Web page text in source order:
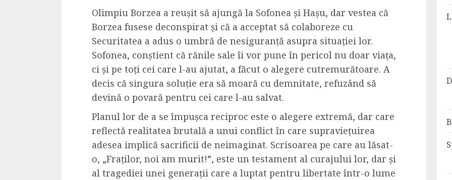
Olimpiu Borzea a reușit să ajungă la Sofonea și Hașu, dar vestea că
Borzea fusese deconspirat și că a acceptat să colaboreze cu
Securitatea a adus o umbră de nesiguranță asupra situației lor.
Sofonea, conștient că rănile sale îi vor pune în pericol nu doar viața,
ci și pe toți cei care l-au ajutat, a făcut o alegere cutremurătoare. A
decis că singura soluție era să moară cu demnitate, refuzând să
devină o povară pentru cei care l-au salvat.
Planul lor de a se împușca reciproc este o alegere extremă, dar care
reflectă realitatea brutală a unui conflict în care supraviețuirea
adesea implică sacrificii de neimaginat. Scrisoarea pe care au lăsat-
o, „Fraților, noi am murit!”, este un testament al curajului lor, dar și
al tragediei unei generații care a luptat pentru libertate într-o lume